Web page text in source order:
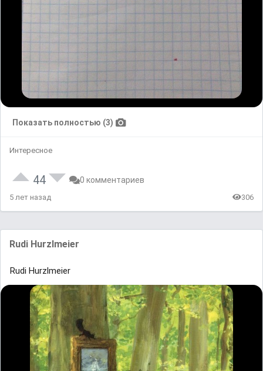
Показать полностью (3)
Интересное
44 0 комментариев
5 лет назад 306
Rudi Hurzlmeier
Rudi Hurzlmeier